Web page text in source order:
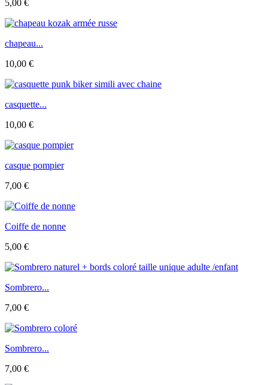
5,00 €
chapeau...
10,00 €
casquette...
10,00 €
casque pompier
7,00 €
Coiffe de nonne
5,00 €
Sombrero...
7,00 €
Sombrero...
7,00 €